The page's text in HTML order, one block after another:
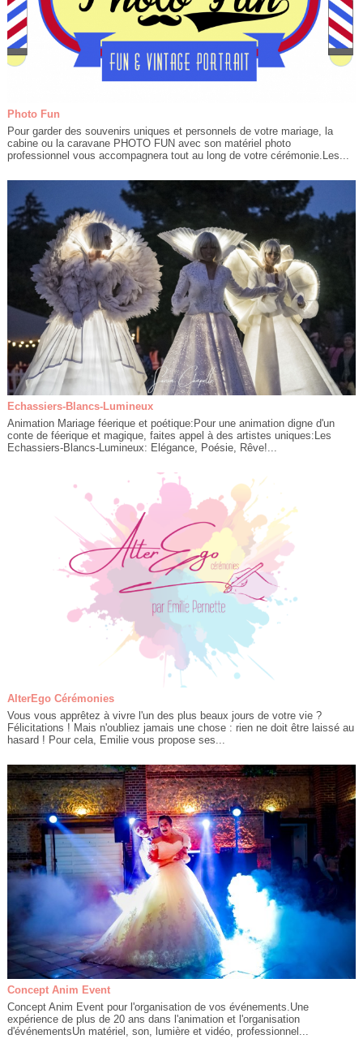
Photo Fun
Pour garder des souvenirs uniques et personnels de votre mariage, la
cabine ou la caravane PHOTO FUN avec son matériel photo
professionnel vous accompagnera tout au long de votre cérémonie.Les...
Echassiers-Blancs-Lumineux
Animation Mariage féerique et poétique:Pour une animation digne d'un
conte de féerique et magique, faites appel à des artistes uniques:Les
Echassiers-Blancs-Lumineux: Elégance, Poésie, Rêve!...
AlterEgo Cérémonies
Vous vous apprêtez à vivre l'un des plus beaux jours de votre vie ?
Félicitations ! Mais n'oubliez jamais une chose : rien ne doit être laissé au
hasard ! Pour cela, Emilie vous propose ses...
Concept Anim Event
Concept Anim Event pour l'organisation de vos événements.Une
expérience de plus de 20 ans dans l'animation et l'organisation
d'événementsUn matériel, son, lumière et vidéo, professionnel...